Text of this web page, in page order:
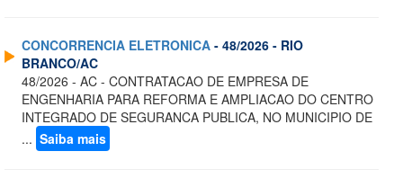
CONCORRENCIA ELETRONICA - 48/2026 - RIO
BRANCO/AC
48/2026 - AC - CONTRATACAO DE EMPRESA DE
ENGENHARIA PARA REFORMA E AMPLIACAO DO CENTRO
INTEGRADO DE SEGURANCA PUBLICA, NO MUNICIPIO DE
... Saiba mais